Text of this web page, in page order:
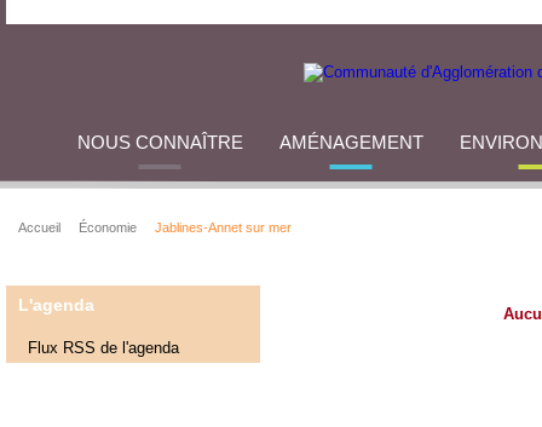
NOUS CONNAÎTRE AMÉNAGEMENT
Accueil Économie Jablines-Annet sur mer
L'agenda
Flux RSS de l'agenda